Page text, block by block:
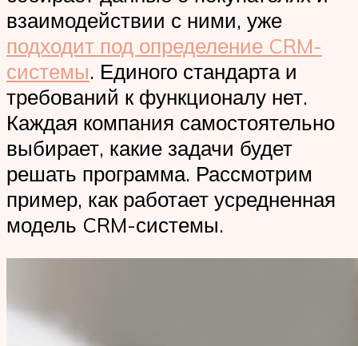
взаимодействии с ними, уже
подходит под определение CRM-
системы. Единого стандарта и
требований к функционалу нет.
Каждая компания самостоятельно
выбирает, какие задачи будет
решать программа. Рассмотрим
пример, как работает усредненная
модель CRM-системы.